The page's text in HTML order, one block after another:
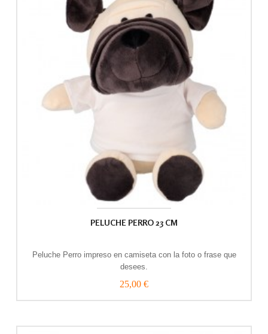
PELUCHE PERRO 23 CM
Peluche Perro impreso en camiseta con la foto o frase que
desees.
25,00 €